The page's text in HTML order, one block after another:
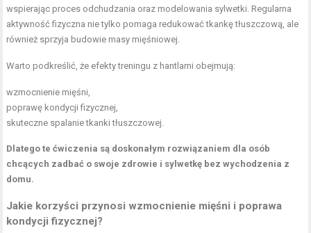
wspierając proces odchudzania oraz modelowania sylwetki. Regularna
aktywność fizyczna nie tylko pomaga redukować tkankę tłuszczową, ale
również sprzyja budowie masy mięśniowej.
Warto podkreślić, że efekty treningu z hantlami obejmują:
wzmocnienie mięśni,
poprawę kondycji fizycznej,
skuteczne spalanie tkanki tłuszczowej.
Dlatego te ćwiczenia są doskonałym rozwiązaniem dla osób
chcących zadbać o swoje zdrowie i sylwetkę bez wychodzenia z
domu.
Jakie korzyści przynosi wzmocnienie mięśni i poprawa
kondycji fizycznej?